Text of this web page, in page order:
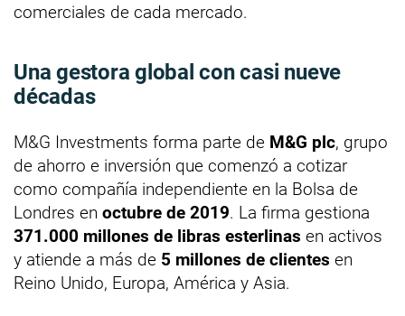
comerciales de cada mercado.
Una gestora global con casi nueve
décadas
M&G Investments forma parte de M&G plc, grupo
de ahorro e inversión que comenzó a cotizar
como compañía independiente en la Bolsa de
Londres en octubre de 2019. La firma gestiona
371.000 millones de libras esterlinas en activos
y atiende a más de 5 millones de clientes en
Reino Unido, Europa, América y Asia.